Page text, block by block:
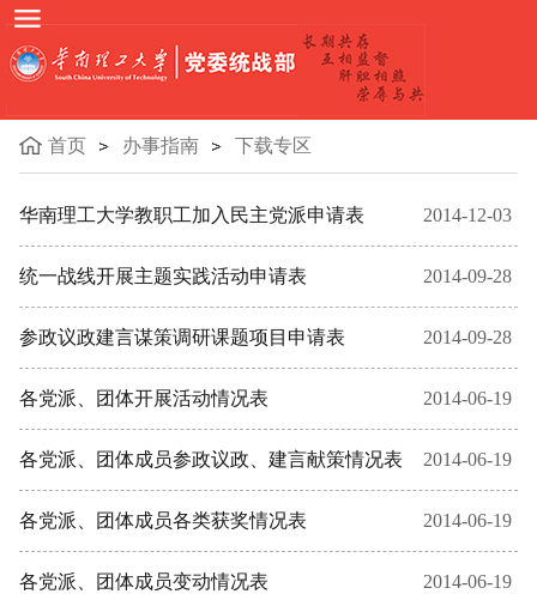
首页 办事指南 下载专区
华南理工大学教职工加入民主党派申请表 2014-12-03
统一战线开展主题实践活动申请表 2014-09-28
参政议政建言谋策调研课题项目申请表 2014-09-28
各党派、团体开展活动情况表 2014-06-19
各党派、团体成员参政议政、建言献策情况表 2014-06-19
各党派、团体成员各类获奖情况表 2014-06-19
各党派、团体成员变动情况表 2014-06-19